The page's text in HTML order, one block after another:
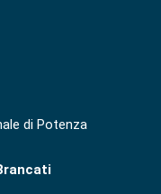
di Potenza